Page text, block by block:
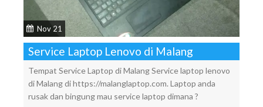
Nov 21
Service Laptop Lenovo di Malang
Tempat Service Laptop di Malang Service laptop lenovo
di Malang di https://malanglaptop.com. Laptop anda
rusak dan bingung mau service laptop dimana ?